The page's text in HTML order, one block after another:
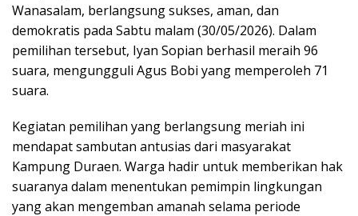
Wanasalam, berlangsung sukses, aman, dan
demokratis pada Sabtu malam (30/05/2026). Dalam
pemilihan tersebut, Iyan Sopian berhasil meraih 96
suara, mengungguli Agus Bobi yang memperoleh 71
suara.
Kegiatan pemilihan yang berlangsung meriah ini
mendapat sambutan antusias dari masyarakat
Kampung Duraen. Warga hadir untuk memberikan hak
suaranya dalam menentukan pemimpin lingkungan
yang akan mengemban amanah selama periode